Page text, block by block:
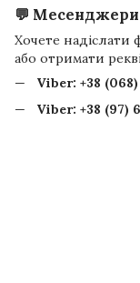
💬
Хочете надіслати
або отримати
Viber: +38
Viber: +38 (97)